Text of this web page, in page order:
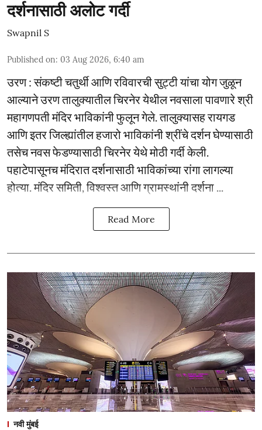
दर्शनासाठी अलोट गर्दी
Swapnil S
Published on: 03 Aug 2026, 6:40 am
उरण : संकष्टी चतुर्थी आणि रविवारची सुट्टी यांचा योग जुळून
आल्याने उरण तालुक्यातील चिरनेर येथील नवसाला पावणारे श्री
महागणपती मंदिर भाविकांनी फुलून गेले. तालुक्यासह रायगड
आणि इतर जिल्ह्यांतील हजारो भाविकांनी श्रींचे दर्शन घेण्यासाठी
तसेच नवस फेडण्यासाठी चिरनेर येथे मोठी गर्दी केली.
पहाटेपासूनच मंदिरात दर्शनासाठी भाविकांच्या रांगा लागल्या
होत्या. मंदिर समिती, विश्वस्त आणि ग्रामस्थांनी दर्शना ...
Read More
नवी मुंबई